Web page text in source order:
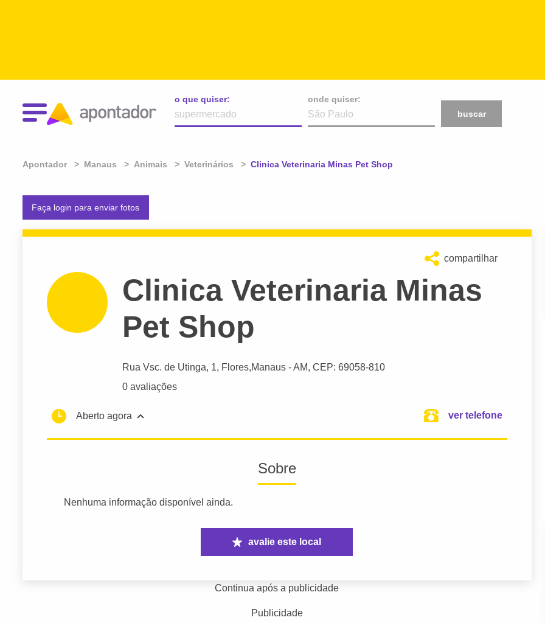
o que quiser:
onde quiser:
buscar
Apontador Manaus Animais Veterinários Atual:
Clinica Veterinaria Minas Pet Shop
Faça login para enviar fotos
compartilhar
Clinica Veterinaria Minas
Pet Shop
Rua Vsc. de Utinga, 1, Flores,Manaus - AM, CEP: 69058-810
0 avaliações
Aberto agora ver telefone
Sobre
Nenhuma informação disponível ainda.
avalie este local
Continua após a publicidade
Publicidade